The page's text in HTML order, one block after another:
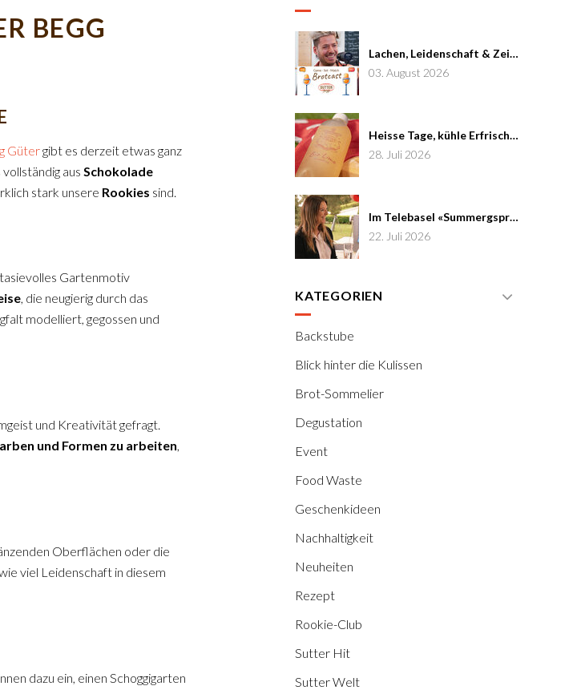
BEGG
Gütergibt es derzeit etwas ganz
vollständig aus Schokolade
stark unsere Rookies sind.
Gartenmotiv
, die neugierig durch das
modelliert, gegossen und
und Kreativität gefragt.
und Formen zu arbeiten,
Oberflächen oder die
viel Leidenschaft in diesem
dazu ein, einen Schoggigarten
Lachen, Leidenschaft & Zeit: Joël von Mutzenbecher im Brotcast #7
03. August 2026
Heisse Tage, kühle Erfrischung
28. Juli 2026
Im Telebasel «Summergspröch» zu Gast
22. Juli 2026
KATEGORIEN
Backstube
Blick hinter die Kulissen
Brot-Sommelier
Degustation
Event
Food Waste
Geschenkideen
Nachhaltigkeit
Neuheiten
Rezept
Rookie-Club
Sutter Hit
Sutter Welt